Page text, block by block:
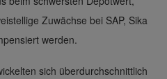
Zuwächse bei SAP, Sika
werden.
sich überdurchschnittlich